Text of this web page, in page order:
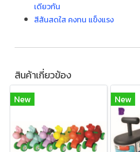
เดียวกัน
สีสันสดใส คงทน แข็งแรง
สินค้าเกี่ยวข้อง
New New